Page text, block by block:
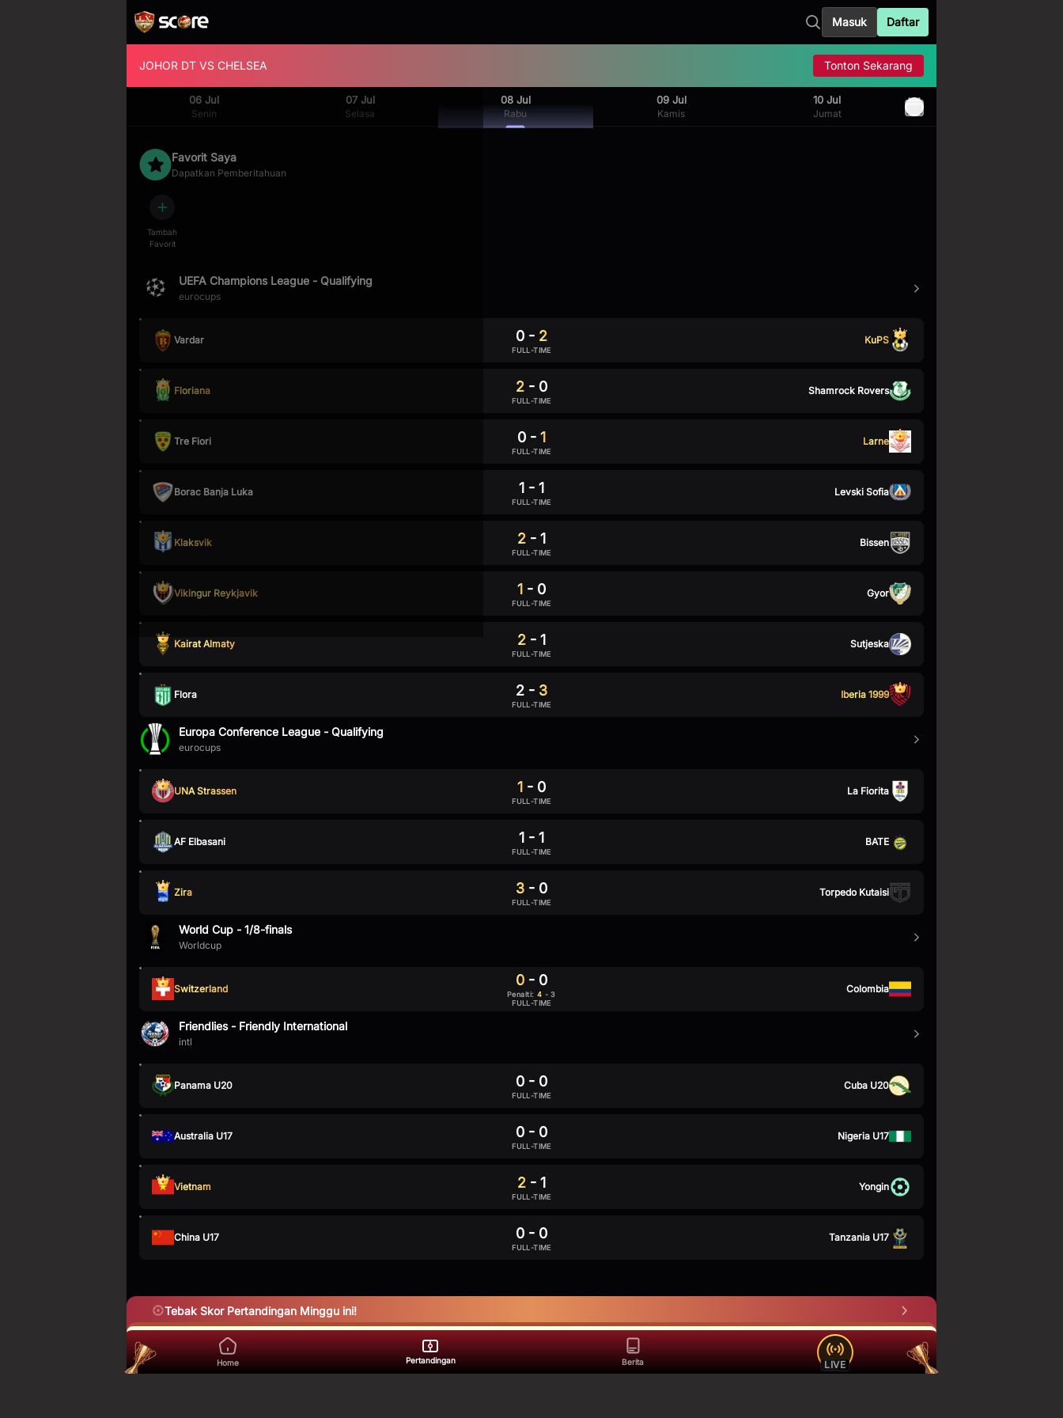
Masuk Daftar
JOHOR DT VS CHELSEA Tonton Sekarang
06 Jul
Senin
07 Jul
Selasa
08 Jul
Rabu
09 Jul
Kamis
10 Jul
Jumat
Favorit Saya
Dapatkan Pemberitahuan
Tambah
Favorit
UEFA Champions League - Qualifying
eurocups
Vardar 0 - 2
FULL-TIME
KuPS
Floriana 2 - 0
FULL-TIME
Shamrock Rovers
Tre Fiori 0 - 1
FULL-TIME
Larne
Borac Banja Luka 1 - 1
FULL-TIME
Levski Sofia
Klaksvik 2 - 1
FULL-TIME
Bissen
Vikingur Reykjavik 1 - 0
FULL-TIME
Gyor
Kairat Almaty 2 - 1
FULL-TIME
Sutjeska
Flora 2 - 3
FULL-TIME
Iberia 1999
Europa Conference League - Qualifying
eurocups
UNA Strassen 1 - 0
FULL-TIME
La Fiorita
AF Elbasani 1 - 1
FULL-TIME
BATE
Zira 3 - 0
FULL-TIME
Torpedo Kutaisi
World Cup - 1/8-finals
Worldcup
Switzerland
0 - 0
Penalti: 4 - 3
FULL-TIME
Colombia
Friendlies - Friendly International
intl
Panama U20 0 - 0
FULL-TIME
Cuba U20
Australia U17 0 - 0
FULL-TIME
Nigeria U17
Vietnam 2 - 1
FULL-TIME
Yongin
China U17 0 - 0
FULL-TIME
Tanzania U17
Tebak Skor Pertandingan Minggu ini!
Kapan Lagi Bisa Kaya dari Nonton Bola?
kumpulkan point dari setiap detik menyaksikan
Sudah punya akun ? Login sekarang
Home Pertandingan Berita LIVE